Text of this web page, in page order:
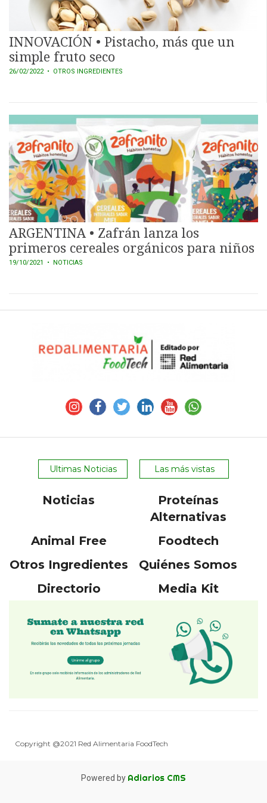
INNOVACIÓN • Pistacho, más que un
simple fruto seco
26/02/2022• OTROS INGREDIENTES
ARGENTINA • Zafrán lanza los
primeros cereales orgánicos para niños
19/10/2021 • NOTICIAS
Ultimas Noticias Las más vistas
Noticias
Proteínas
Alternativas
Animal Free
Foodtech
Otros Ingredientes
Quiénes Somos
Directorio
Media Kit
Copyright @2021 Red Alimentaria FoodTech
Powered by Adiarios CMS